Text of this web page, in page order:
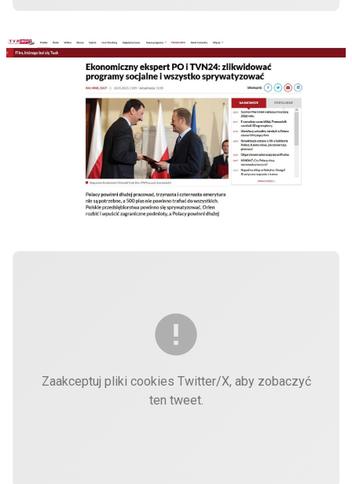
Zaakceptuj pliki cookies Twitter/X, aby zobaczyć
ten tweet.